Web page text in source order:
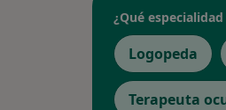
¿Qué
Logopeda
Terapeuta